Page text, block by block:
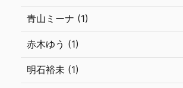
青山ミーナ (1)
赤木ゆう (1)
明石裕未 (1)